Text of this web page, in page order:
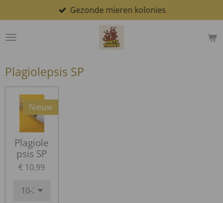
direct
naar
Gezonde mieren kolonies
Plagiolepsis SP
Nieuw
Plagiole
psis SP
€ 10,99